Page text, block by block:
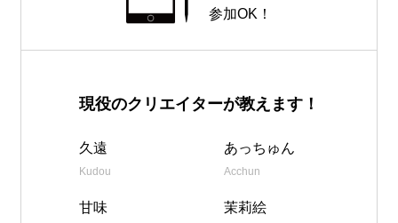
参加OK！
現役のクリエイターが教えます！
久遠
Kudou
あっちゅん
Acchun
甘味 茉莉絵